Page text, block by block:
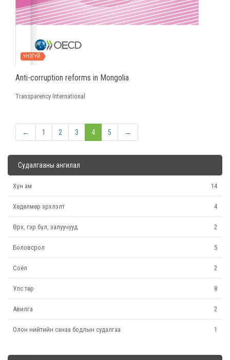
ҮНЭГҮЙ
Anti-corruption reforms in Mongolia
Transparency International
← 1 2 3 4 5 →
Судалгааны ангилал
Хүн ам 14
Хөдөлмөр эрхлэлт 4
Өрх, гэр бүл, залуучууд 2
Боловсрол 5
Соёл 2
Улс төр 8
Авилга 2
Олон нийтийн санаа бодлын судалгаа 1